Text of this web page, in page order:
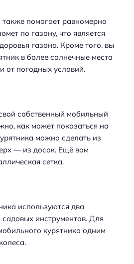
помогает равномерно
по газону, что является
газона. Кроме того, вы
в более солнечные места
от погодных условий.
собственный мобильный
как может показаться на
можно сделать из
— из досок. Ещё вам
сетка.
используются два
инструментов. Для
курятника одним